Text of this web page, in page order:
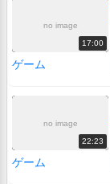
no image
17:00
ゲーム
no image
22:23
ゲーム